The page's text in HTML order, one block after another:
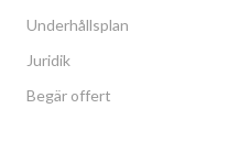
Underhållsplan
Juridik
Begär offert